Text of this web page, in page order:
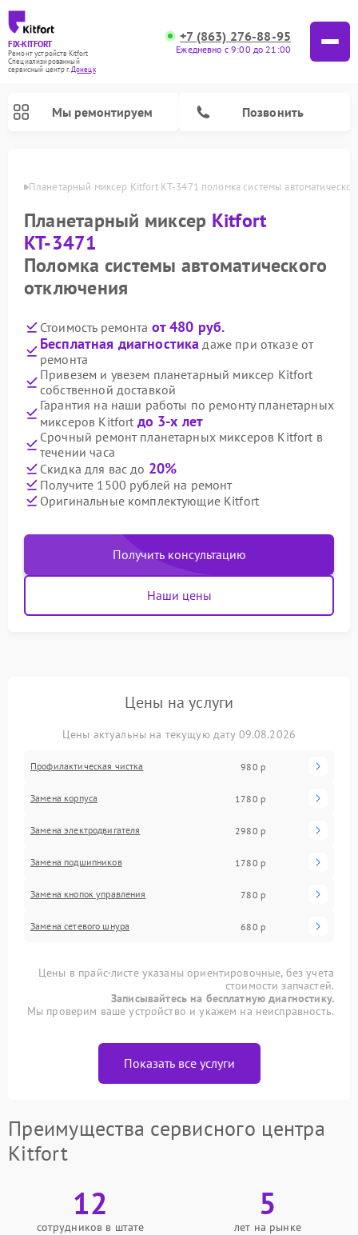
FIX-KITFORT
Ремонт устройств Kitfort
Специализированный
cервисный центр г.Донецк
+7 (863) 276-88-95
Ежедневно с 9:00 до 21:00
Мы ремонтируем Позвонить
Планетарный миксер Kitfort КТ-3471 поломка системы
Планетарный миксер Kitfort
КТ-3471
Поломка системы автоматического
отключения
Стоимость ремонта от 480 руб.
Бесплатная диагностика даже при отказе от
ремонта
Привезем и увезем планетарный миксер Kitfort
собственной доставкой
Гарантия на наши работы по ремонту планетарных
миксеров Kitfort до 3-х лет
Срочный ремонт планетарных миксеров Kitfort в
течении часа
Скидка для вас до 20%
Получите 1500 рублей на ремонт
Оригинальные комплектующие Kitfort
Получить консультацию
Наши цены
Цены на услуги
Цены актуальны на текущую дату 09.08.2026
Профилактическая чистка 980 р
Замена корпуса 1780 р
Замена электродвигателя 2980 р
Замена подшипников 1780 р
Замена кнопок управления 780 р
Замена сетевого шнура 680 р
Цены в прайс-листе указаны ориентировочные, без учета
стоимости запчастей.
Записывайтесь на бесплатную диагностику.
Мы проверим ваше устройство и укажем на неисправность.
Показать все услуги
Преимущества сервисного центра
Kitfort
12
сотрудников в штате
5
лет на рынке